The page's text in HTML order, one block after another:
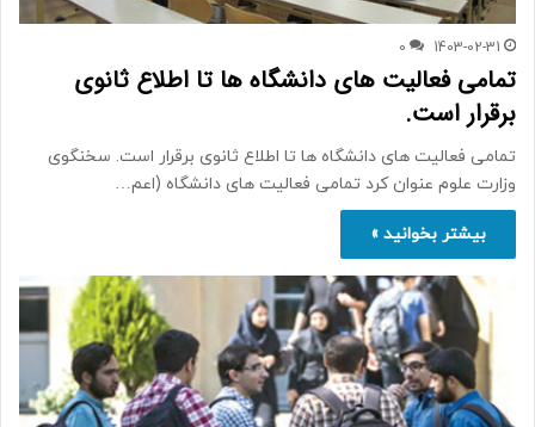
1403-02-31
0
تمامی فعالیت های دانشگاه ها تا اطلاع ثانوی
برقرار است.
تمامی فعالیت های دانشگاه ها تا اطلاع ثانوی برقرار است. سخنگوی
وزارت علوم عنوان کرد تمامی فعالیت های دانشگاه (اعم…
بیشتر بخوانید »